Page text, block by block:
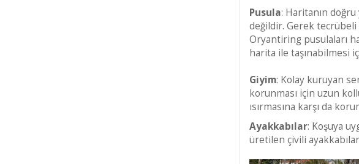
Pusula: Haritanın
değildir. Gerek
Oryantiring pusulaları
harita ile taşınabilmesi
Giyim: Kolay kuruyan
korunması için uzun
ısırmasına karşı da
Ayakkabılar: Koşuya
üretilen çivili